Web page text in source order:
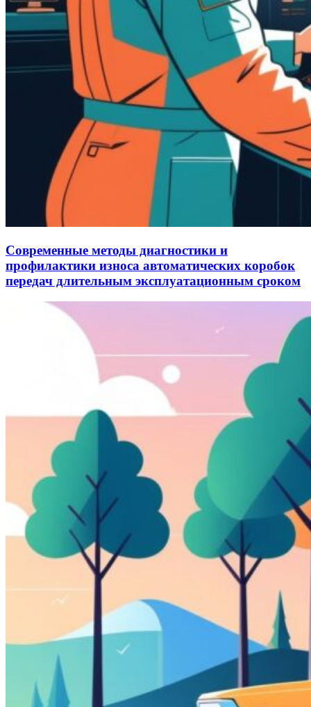
Современные методы диагностики и
профилактики износа автоматических коробок
передач длительным эксплуатационным сроком